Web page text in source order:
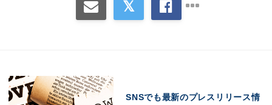
SNSでも最新のプレスリリース情